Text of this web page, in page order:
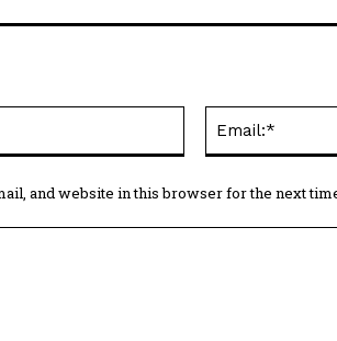
and website in this browser for the next